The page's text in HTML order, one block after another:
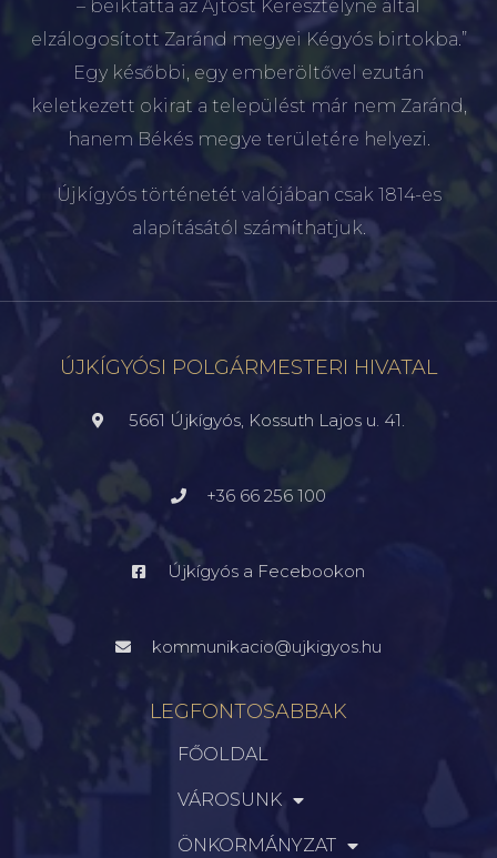
– beiktatta az Ajtóst Keresztélyné által
elzálogosított Zaránd megyei Kégyós birtokba.”
Egy későbbi, egy emberöltővel ezután
keletkezett okirat a települést már nem Zaránd,
hanem Békés megye területére helyezi.
Újkígyós történetét valójában csak 1814-es
alapításától számíthatjuk.
ÚJKÍGYÓSI POLGÁRMESTERI HIVATAL
5661 Újkígyós, Kossuth Lajos u. 41.
+36 66 256 100
Újkígyós a Fecebookon
kommunikacio@ujkigyos.hu
LEGFONTOSABBAK
FŐOLDAL
VÁROSUNK
ÖNKORMÁNYZAT